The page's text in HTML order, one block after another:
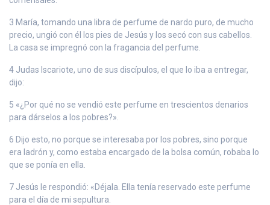
3 María, tomando una libra de perfume de nardo puro, de mucho
precio, ungió con él los pies de Jesús y los secó con sus cabellos.
La casa se impregnó con la fragancia del perfume.
4 Judas Iscariote, uno de sus discípulos, el que lo iba a entregar,
dijo:
5 «¿Por qué no se vendió este perfume en trescientos denarios
para dárselos a los pobres?».
6 Dijo esto, no porque se interesaba por los pobres, sino porque
era ladrón y, como estaba encargado de la bolsa común, robaba lo
que se ponía en ella.
7 Jesús le respondió: «Déjala. Ella tenía reservado este perfume
para el día de mi sepultura.